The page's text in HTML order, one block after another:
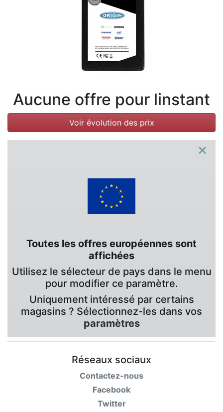
Aucune offre pour linstant
Voir évolution des prix
×
Toutes les offres européennes sont
affichées
Utilisez le sélecteur de pays dans le menu
pour modifier ce paramètre.
Uniquement intéressé par certains
magasins ? Sélectionnez-les dans vos
paramètres
Réseaux sociaux
Contactez-nous
Facebook
Twitter